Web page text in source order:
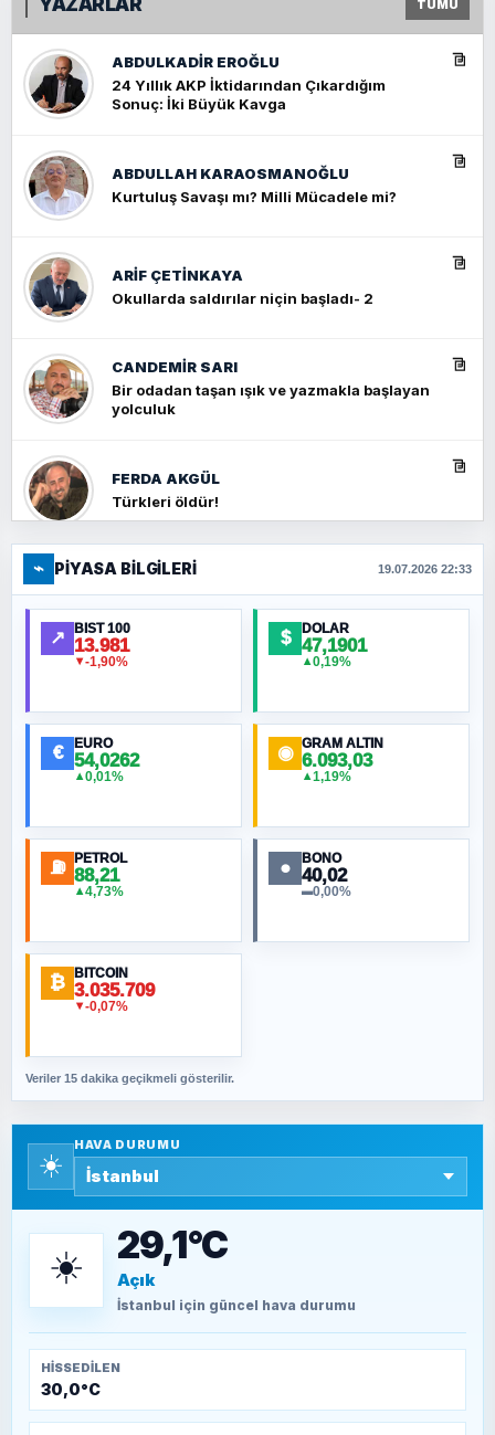
TÜMÜ
ABDULKADIR EROĞLU
24 Yıllık AKP İktidarından Çıkardığım
Sonuç: İki Büyük Kavga
ABDULLAH KARAOSMANOĞLU
Kurtuluş Savaşı mı? Milli Mücadele mi?
ARIF ÇETİNKAYA
Okullarda saldırılar niçin başladı- 2
CANDEMIR SARI
Bir odadan taşan ışık ve yazmakla başlayan
yolculuk
FERDA AKGÜL
Türkleri öldür!
FERHAT BÜYÜKKALKAN
Ankara Zirvesi: NATO Toplantısı mı, Yeni
Ortadoğu Haritasının Provası mı?
MURAT ÖZKAN
NURETTIN BÖLÜK
ORHAN KILIÇOĞLU
Fahişeye beyinli bir müstevli alçağına
SAVAŞ ŞAHİN
SEYFULLAH ÇİÇEK
TEOMAN ALPASLAN
Kütahya-Eskişehir Muharebeleri (10-24
⌁ PIYASA BILGILERI 19.07.2026 22:33
↗ BIST 100
13.981
▼-1,90%
$ DOLAR
47,1901
▲0,19%
€ EURO
54,0262
▲0,01%
◉ GRAM ALTIN
6.093,03
▲1,19%
⛽ PETROL
88,21
▲4,73%
● BONO
40,02
▬0,00%
₿ BITCOIN
3.035.709
▼-0,07%
Veriler 15 dakika geçikmeli gösterilir.
☀️
HAVA DURUMU
☀️ 29,1°C
Açık
İstanbul için güncel hava durumu
HISSEDILEN
30,0°C